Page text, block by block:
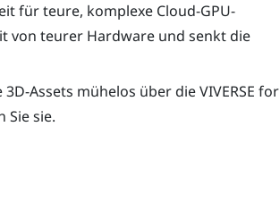
für teure, komplexe Cloud-GPU-
von teurer Hardware und senkt die
3D-Assets mühelos über dieVIVERSE for
Sie sie.